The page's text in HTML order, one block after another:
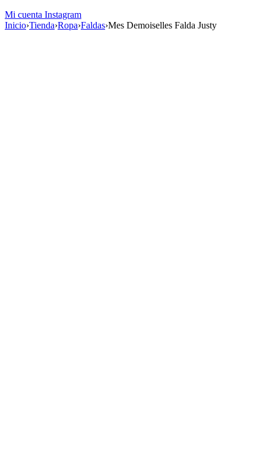
Mi cuenta Instagram
Inicio›Tienda›Ropa›Faldas›Mes Demoiselles Falda Justy